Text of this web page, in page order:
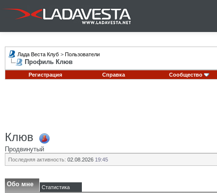
Лада Веста Клуб > Пользователи
Профиль Клюв
Регистрация Справка Сообщество
Клюв
Продвинутый
Последняя активность: 02.08.2026 19:45
Обо мне Статистика